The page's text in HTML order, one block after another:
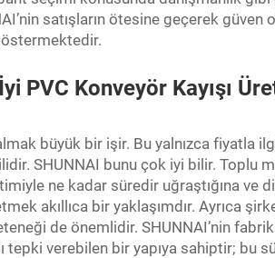
satışların ötesine geçerek güven
PVC Konveyör Kayışı
büyük bir işir. Bu yalnızca fiyatla
SHUNNAI bunu çok iyi bilir. Toplu
ne kadar süredir uğraştığına ve
akıllıca bir yaklaşımdır. Ayrıca
de önemlidir. SHUNNAI’nin
tepki verebilen bir yapıya sahiptir; bu